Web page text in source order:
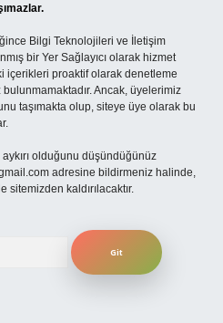
Bilgi Teknolojileri ve İletişim
bir Yer Sağlayıcı olarak hizmet
içerikleri proaktif olarak denetleme
Ancak, üyelerimiz
taşımakta olup, siteye üye olarak bu
olduğunu düşündüğünüz
adresine bildirmeniz halinde,
kaldırılacaktır.